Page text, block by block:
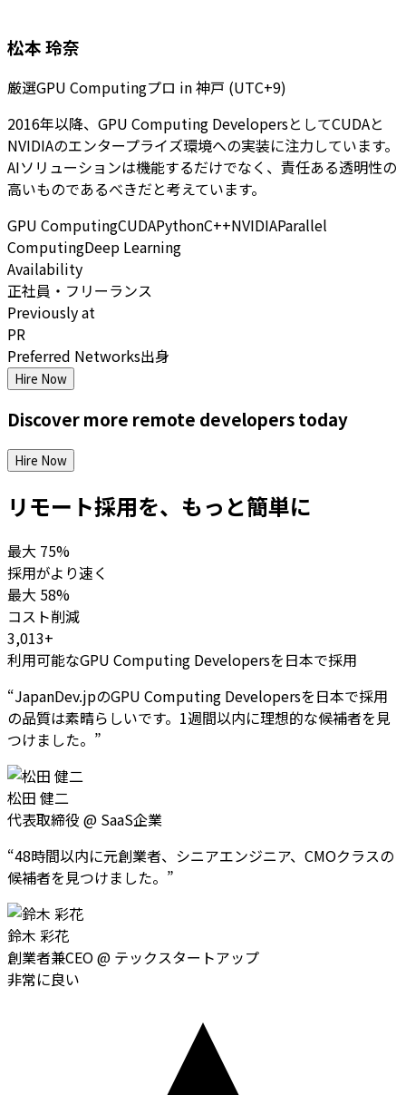
松本 玲奈
厳選GPU Computingプロ in神戸 (UTC+9)
2016年以降、GPU Computing DevelopersとしてCUDAと
NVIDIAのエンタープライズ環境への実装に注力しています。
AIソリューションは機能するだけでなく、責任ある透明性の
高いものであるべきだと考えています。
GPU ComputingCUDAPythonC++NVIDIAParallel
ComputingDeep Learning
Availability
正社員・フリーランス
Previously at
PR
Preferred Networks出身
Hire Now
Discover more remote developerstoday
Hire Now
リモート採用を、もっと簡単に
最大 75%
採用がより速く
最大 58%
コスト削減
3,013+
利用可能なGPU Computing Developersを日本で採用
“JapanDev.jpのGPU Computing Developersを日本で採用
の品質は素晴らしいです。1週間以内に理想的な候補者を見
つけました。 ”
松田 健二
代表取締役 @ SaaS企業
“48時間以内に元創業者、シニアエンジニア、CMOクラスの
候補者を見つけました。 ”
鈴木 彩花
創業者兼CEO@ テックスタートアップ
非常に良い